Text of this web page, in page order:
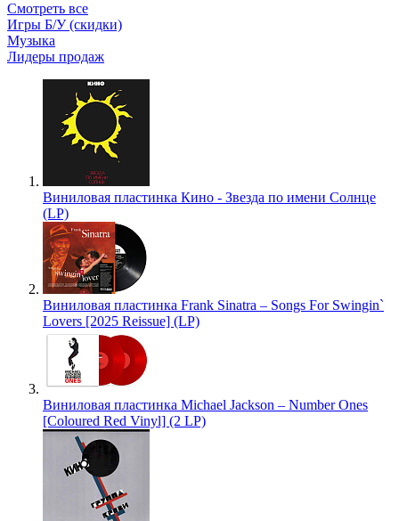
Смотреть все
Игры Б/У (скидки)
Музыка
Лидеры продаж
Виниловая пластинка Кино - Звезда по имени Солнце
(LP)
Виниловая пластинка Frank Sinatra – Songs For Swingin`
Lovers [2025 Reissue] (LP)
Виниловая пластинка Michael Jackson – Number Ones
[Coloured Red Vinyl] (2 LP)